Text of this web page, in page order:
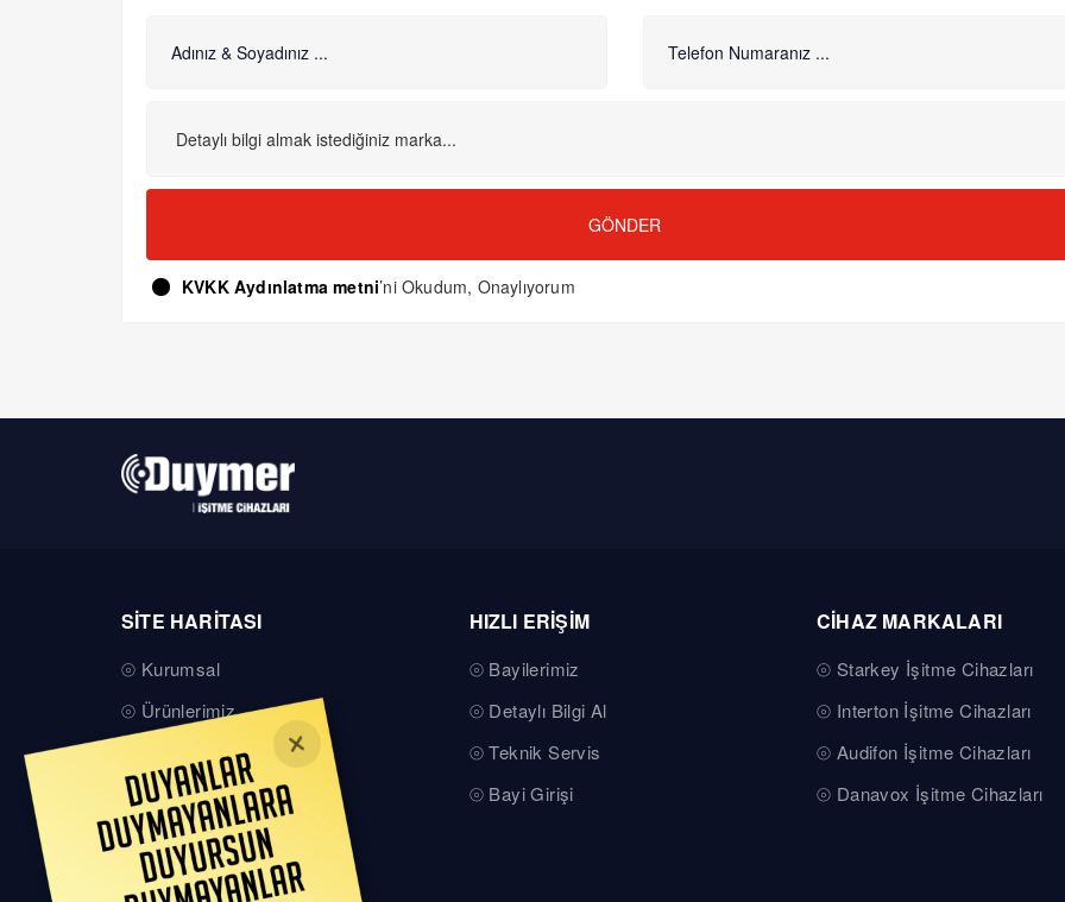
GÖNDER
KVKK Aydınlatma metni’ni Okudum, Onaylıyorum
SİTE HARİTASI
Kurumsal
Ürünlerimiz
Teknik Servis
Basında Duymer
Kalite Belgelerimiz
HIZLI ERİŞİM
Bayilerimiz
Detaylı Bilgi Al
Teknik Servis
Bayi Girişi
CİHAZ MARKALARI
Starkey İşitme Cihazları
Interton İşitme Cihazları
Audifon İşitme Cihazları
Danavox İşitme Cihazları